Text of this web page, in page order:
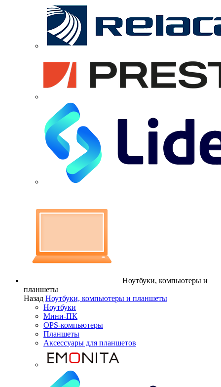
Ноутбуки, компьютеры и
планшеты
Назад Ноутбуки, компьютеры и планшеты
Ноутбуки
Мини-ПК
OPS-компьютеры
Планшеты
Аксессуары для планшетов